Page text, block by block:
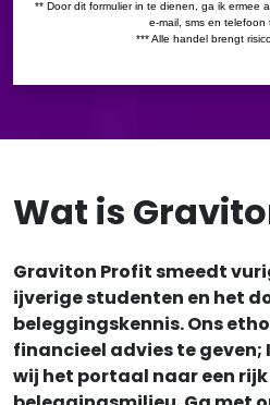
Wat is
Graviton Profit smeedt
ijverige studenten en het
beleggingskennis. Ons
financieel advies te
wij het portaal naar een